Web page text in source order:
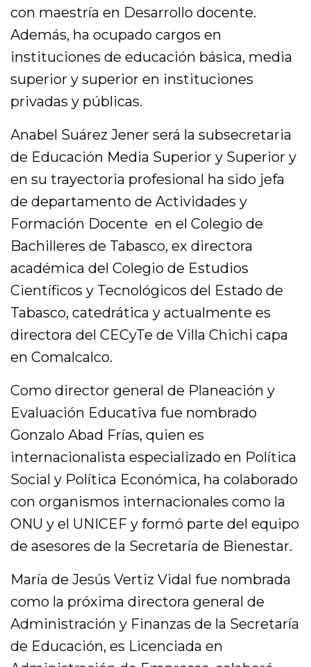
con maestría en Desarrollo docente.
Además, ha ocupado cargos en
instituciones de educación básica, media
superior y superior en instituciones
privadas y públicas.
Anabel Suárez Jener será la subsecretaria
de Educación Media Superior y Superior y
en su trayectoria profesional ha sido jefa
de departamento de Actividades y
Formación Docente en el Colegio de
Bachilleres de Tabasco, ex directora
académica del Colegio de Estudios
Científicos y Tecnológicos del Estado de
Tabasco, catedrática y actualmente es
directora del CECyTe de Villa Chichi capa
en Comalcalco.
Como director general de Planeación y
Evaluación Educativa fue nombrado
Gonzalo Abad Frías, quien es
internacionalista especializado en Política
Social y Política Económica, ha colaborado
con organismos internacionales como la
ONU y el UNICEF y formó parte del equipo
de asesores de la Secretaría de Bienestar.
María de Jesús Vertiz Vidal fue nombrada
como la próxima directora general de
Administración y Finanzas de la Secretaría
de Educación, es Licenciada en